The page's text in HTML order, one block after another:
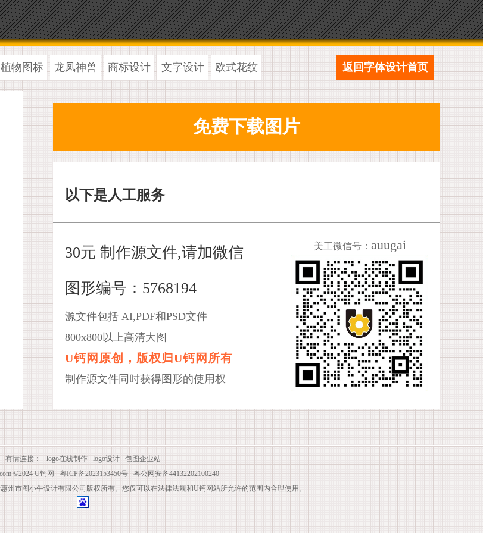
植物图标 龙凤神兽 商标设计 文字设计 欧式花纹 返回字体设计首页
以下是人工服务
30元 制作源文件,请加微信
图形编号：5768194
源文件包括 AI,PDF和PSD文件
800x800以上高清大图
U钙网原创，版权归U钙网所有
制作源文件同时获得图形的使用权
美工微信号： auugai
有情连接： logo在线制作 logo设计
包图企业站
©2024 U钙网 粤ICP备2023153450号
粤公网安备44132202100240
州市图小牛设计有限公司版权所有。您仅可以在法律法规和U钙网站所允许的范围内合理使用。